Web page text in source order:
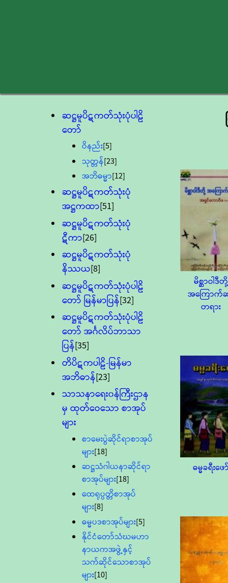
ဆဋ္ဌမူပိဋကတ်သုံးပုံပါဠိ
တော်
ဝိနည်း[5]
သုတ္တန်[23]
အဘိဓမ္မာ[12]
ဆဋ္ဌမူပိဋကတ်သုံးပုံ
အဋ္ဌကထာ[51]
ဆဋ္ဌမူပိဋကတ်သုံးပုံ
ဋီကာ[26]
ဆဋ္ဌမူပိဋကတ်သုံးပုံ
နိဿယ[8]
ဆဋ္ဌမူပိဋကတ်သုံးပုံပါဠိ
တော် မြန်မာပြန်[32]
ဆဋ္ဌမူပိဋကတ်သုံးပုံပါဠိ
တော် အင်္ဂလိပ်ဘာသာ
ပြန်[35]
တိပိဋကပါဠိ-မြန်မာ
အဘိဓာန်[23]
သာသနာရေး၀န်ကြီးဌာန
မှ ထုတ်ဝေသော စာအုပ်
များ
စာမေးပွဲဆိုင်ရာစာအုပ်
များ[18]
ဆဋ္ဌသံဂါယနာဆိုင်ရာ
စာအုပ်များ[18]
ထေရုပ္ပတ္တိစာအုပ်
များ[8]
ဓမ္မပဒစာအုပ်များ[5]
နိုင်ငံတော်သံဃမဟာ
နာယကအဖွဲ့နှင့်
သက်ဆိုင်သောစာအုပ်
များ[10]
မိစ္ဆာဝါဒီတို့
အကြောက်
တရား
ဓမ္မခရီးဖေ